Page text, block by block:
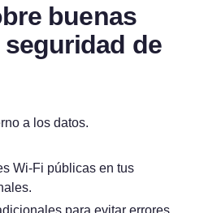
buenas
de
a los datos.
Wi-Fi públicas en tus
para evitar errores